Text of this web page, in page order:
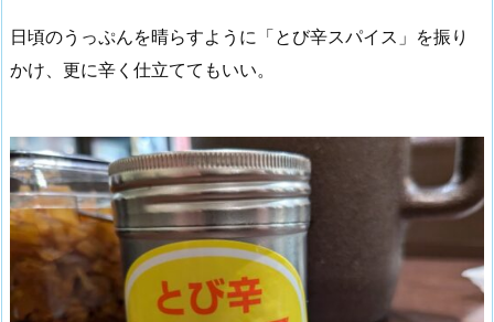
日頃のうっぷんを晴らすように「とび辛スパイス」を振り
かけ、更に辛く仕立ててもいい。